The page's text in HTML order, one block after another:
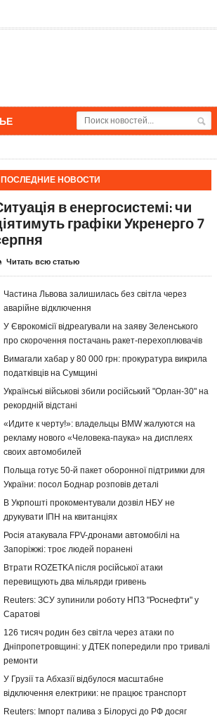
ПОСЛЕДНИЕ НОВОСТИ
в енергосистемі: чи
графіки Укренерго 7
Читать всю статью
Частина Львова залишилась без світла через
аварійне відключення
У Єврокомісії відреагували на заяву Зеленського
про скорочення постачань ракет-перехоплювачів
Вимагали хабар у 80 000 грн: прокуратура викрила
податківців на Сумщині
Українські військові збили російський "Орлан-30" на
рекордній відстані
«Идите к черту!»: владельцы BMW жалуются на
рекламу нового «Человека-паука» на дисплеях
своих автомобилей
Польща готує 50-й пакет оборонної підтримки для
України: посол Боднар розповів деталі
В Укрпошті прокоментували дозвіл НБУ не
друкувати ІПН на квитанціях
Росія атакувала FPV-дронами автомобілі на
Запоріжжі: троє людей поранені
Втрати ROZETKA після російської атаки
перевищують два мільярди гривень
Reuters: ЗСУ зупинили роботу НПЗ "Роснефти" у
Саратові
126 тисяч родин без світла через атаки по
Дніпропетровщині: у ДТЕК попередили про тривалі
ремонти
У Грузії та Абхазії відбулося масштабне
відключення електрики: не працює транспорт
Reuters: Імпорт палива з Білорусі до РФ досяг